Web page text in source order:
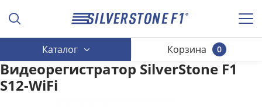
Каталог 0
Корзина
Видеорегистратор SilverStone F1
S12-WiFi